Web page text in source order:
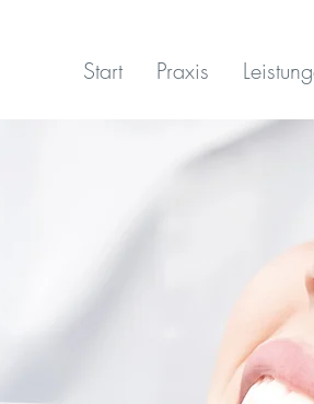
Start Praxis